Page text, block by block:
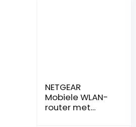
NETGEAR
Mobiele WLAN-
router met